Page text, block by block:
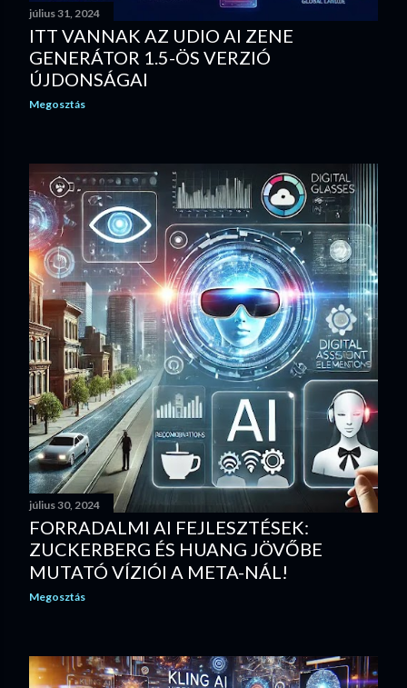
július 31, 2024
ITT VANNAK AZ UDIO AI ZENE
GENERÁTOR 1.5-ÖS VERZIÓ
ÚJDONSÁGAI
Megosztás
július 30, 2024
FORRADALMI AI FEJLESZTÉSEK:
ZUCKERBERG ÉS HUANG JÖVŐBE
MUTATÓ VÍZIÓI A META-NÁL!
Megosztás